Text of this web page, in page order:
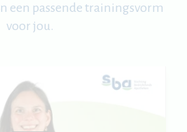
een passende trainingsvorm
voor jou.